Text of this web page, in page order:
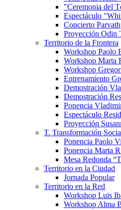
"Ceremonia del
Espectáculo
Concierto
Proyección Odin
Territorio de la Frontera
Workshop Paolo
Workshop Marta
Workshop
Entrenamiento
Demostración
Demostración
Ponencia
Espectáculo
Proyección
T. Transformación
Ponencia Paolo
Ponencia Marta
Mesa Redonda
Territorio en la Ciudad
Jornada Popular
Territorio en la Red
Workshop Luis
Workshop Alma